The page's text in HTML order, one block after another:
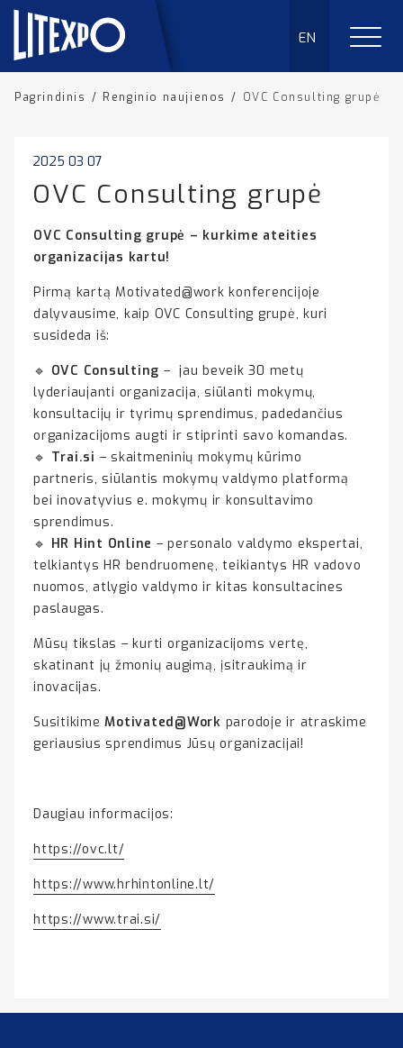
EN
Pagrindinis / Renginio naujienos / OVC Consulting grupė
2025 03 07
OVC Consulting grupė
OVC Consulting grupė – kurkime ateities
organizacijas kartu!
Pirmą kartą Motivated@work konferencijoje
dalyvausime, kaip OVC Consulting grupė, kuri
susideda iš:
🔹 OVC Consulting – jau beveik 30 metų
lyderiaujanti organizacija, siūlanti mokymų,
konsultacijų ir tyrimų sprendimus, padedančius
organizacijoms augti ir stiprinti savo komandas.
🔹 Trai.si – skaitmeninių mokymų kūrimo
partneris, siūlantis mokymų valdymo platformą
bei inovatyvius e. mokymų ir konsultavimo
sprendimus.
🔹 HR Hint Online – personalo valdymo ekspertai,
telkiantys HR bendruomenę, teikiantys HR vadovo
nuomos, atlygio valdymo ir kitas konsultacines
paslaugas.
Mūsų tikslas – kurti organizacijoms vertę,
skatinant jų žmonių augimą, įsitraukimą ir
inovacijas.
SusitikimeMotivated@Work parodoje ir atraskime
geriausius sprendimus Jūsų organizacijai!
Daugiau informacijos:
https://ovc.lt/
https://www.hrhintonline.lt/
https://www.trai.si/